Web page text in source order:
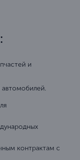
и
контрактам с